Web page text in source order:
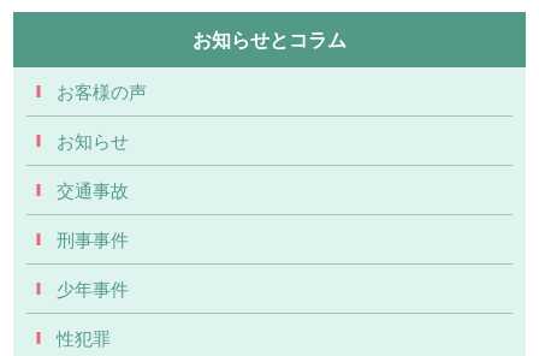
お知らせとコラム
お客様の声
お知らせ
交通事故
刑事事件
少年事件
性犯罪